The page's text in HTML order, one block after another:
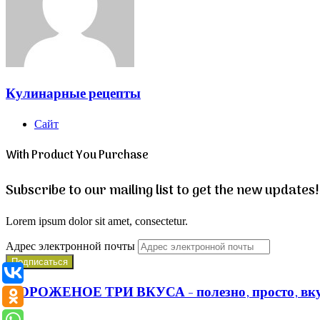
Кулинарные рецепты
Сайт
With Product You Purchase
Subscribe to our mailing list to get the new updates!
Lorem ipsum dolor sit amet, consectetur.
Адрес электронной почты
МОРОЖЕНОЕ ТРИ ВКУСА - полезно, просто,